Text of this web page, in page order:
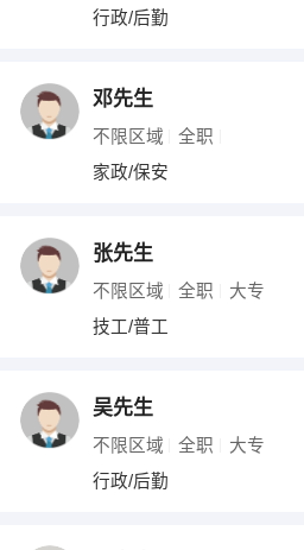
行政/后勤
邓先生
不限区域 全职
家政/保安
张先生
不限区域 全职 大专
技工/普工
吴先生
不限区域 全职 大专
行政/后勤